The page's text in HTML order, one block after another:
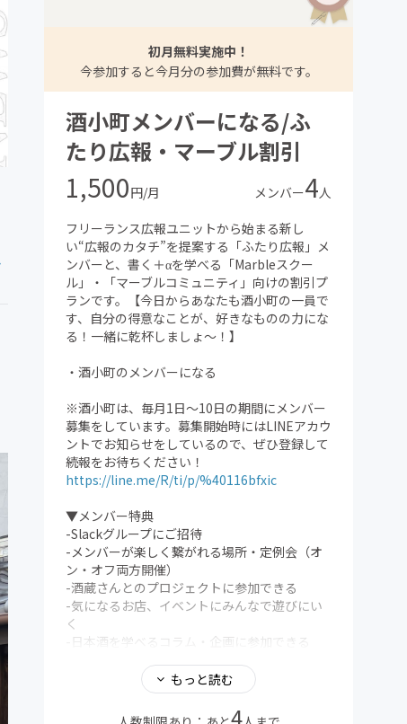
初月無料実施中！
今参加すると今月分の参加費が無料です。
酒小町メンバーになる/ふ
たり広報・マーブル割引
1,500円/月 メンバー4人
フリーランス広報ユニットから始まる新し
い“広報のカタチ”を提案する「ふたり広報」メ
ンバーと、書く＋αを学べる「Marbleスクー
ル」・「マーブルコミュニティ」向けの割引プ
ランです。【今日からあなたも酒小町の一員で
す、自分の得意なことが、好きなものの力にな
る！一緒に乾杯しましょ〜！】
・酒小町のメンバーになる
※酒小町は、毎月1日〜10日の期間にメンバー
募集をしています。募集開始時にはLINEアカウ
ントでお知らせをしているので、ぜひ登録して
続報をお待ちください！
https://line.me/R/ti/p/%40116bfxic
▼メンバー特典
-Slackグループにご招待
-メンバーが楽しく繋がれる場所・定例会（オ
ン・オフ両方開催）
-酒蔵さんとのプロジェクトに参加できる
-気になるお店、イベントにみんなで遊びにい
く
-日本酒を学べるコラム・企画に参加できる
-酒小町内のイベントを一緒に企画できる
-メディア「酒小町」の企画、記事作成ができ
もっと読む
4